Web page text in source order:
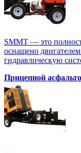
SMMT — это
оснащено
гидравлическую
Прицепной